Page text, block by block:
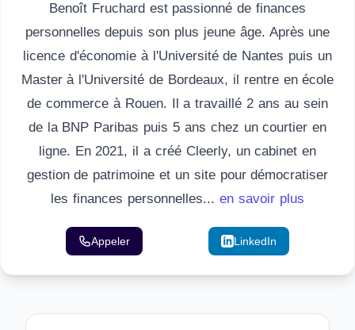
Benoît Fruchard est passionné de finances
personnelles depuis son plus jeune âge. Après une
licence d'économie à l'Université de Nantes puis un
Master à l'Université de Bordeaux, il rentre en école
de commerce à Rouen. Il a travaillé 2 ans au sein
de la BNP Paribas puis 5 ans chez un courtier en
ligne. En 2021, il a créé Cleerly, un cabinet en
gestion de patrimoine et un site pour démocratiser
les finances personnelles... en savoir plus
Appeler LinkedIn